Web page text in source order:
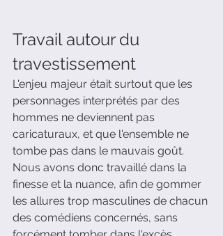
Travail autour du
travestissement
L'enjeu majeur était surtout que les
personnages interprétés par des
hommes ne deviennent pas
caricaturaux, et que l'ensemble ne
tombe pas dans le mauvais goût.
Nous avons donc travaillé dans la
finesse et la nuance, afin de gommer
les allures trop masculines de chacun
des comédiens concernés, sans